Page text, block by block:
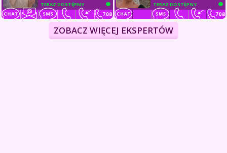
TERAZ DOSTĘPNY
TERAZ DOSTĘPNY
ZOBACZ WIĘCEJ EKSPERTÓW